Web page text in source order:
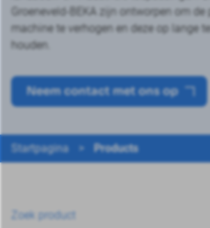
Groeneveld-BEKA zijn ontworpen om
machine te verhogen en deze op lange
houden.
Neem contact met ons op
Startpagina > Products
Zoek product